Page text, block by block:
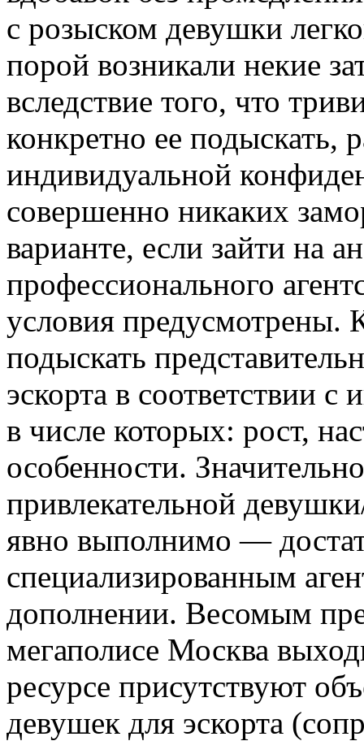
с розыском девушки
порой возникали некие
вследствие того, что
конкретно ее подыскать,
индивидуальной
совершенно никаких
варианте, если зайти на
профессионального
условия предусмотрены.
подыскать
эскорта в соответствии
в числе которых: рост,
особенности.
привлекательной
явно выполнимо —
специализированным
дополнении. Весомым
мегаполисе Москва
ресурсе присутствуют
девушек для эскорта